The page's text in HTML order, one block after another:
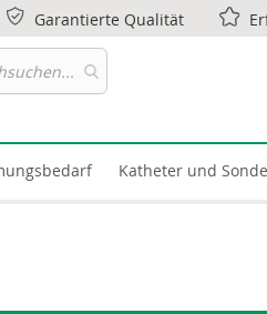
Garantierte Qualität
Katheter und